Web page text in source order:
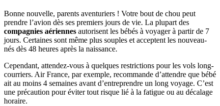
Bonne nouvelle, parents aventuriers ! Votre bout de chou peut
prendre l’avion dès ses premiers jours de vie. La plupart des
compagnies aériennes autorisent les bébés à voyager à partir de 7
jours. Certaines sont même plus souples et acceptent les nouveau-
nés dès 48 heures après la naissance.
Cependant, attendez-vous à quelques restrictions pour les vols long-
courriers. Air France, par exemple, recommande d’attendre que bébé
ait au moins 4 semaines avant d’entreprendre un long voyage. C’est
une précaution pour éviter tout risque lié à la fatigue ou au décalage
horaire.